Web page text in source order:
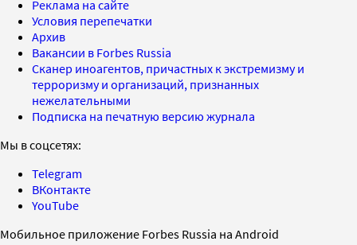
Реклама на сайте
Условия перепечатки
Архив
Вакансии в Forbes Russia
Сканер иноагентов, причастных к экстремизму и
терроризму и организаций, признанных
нежелательными
Подписка на печатную версию журнала
Мы в соцсетях:
Telegram
ВКонтакте
YouTube
Мобильное приложение Forbes Russia на Android